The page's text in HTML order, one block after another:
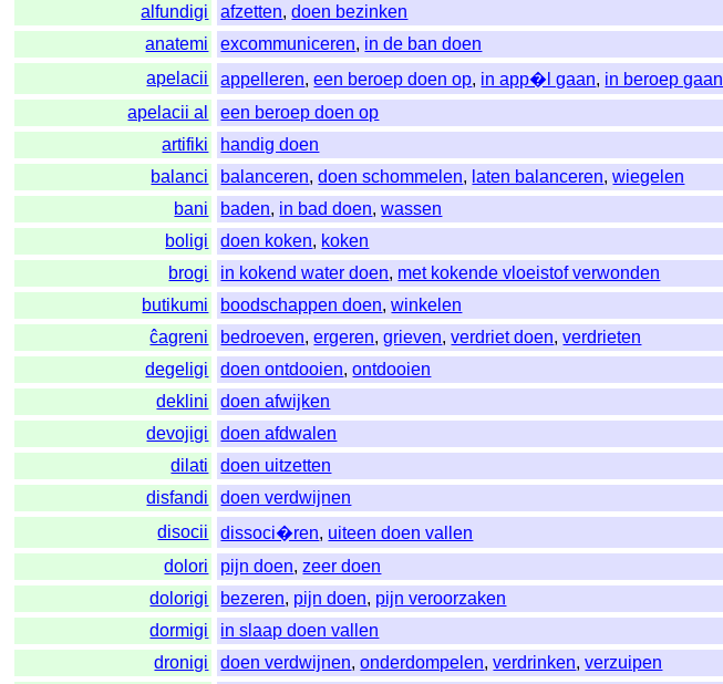
alfundigi
afzetten,doen bezinken
anatemi
excommuniceren, in de ban doen
apelacii
appelleren,een beroep doen op, in app�l gaan, in beroep gaan
apelacii al
een beroep doen op
artifiki
handig doen
balanci
balanceren,doen schommelen, laten balanceren,wiegelen
bani
baden, in bad doen,wassen
boligi
doen koken, koken
brogi
in kokend water doen, met kokende vloeistof verwonden
butikumi
boodschappen doen,winkelen
ĉagreni
bedroeven,ergeren,grieven,verdriet doen,verdrieten
degeligi
doen ontdooien,ontdooien
deklini
doen afwijken
devojigi
doen afdwalen
dilati
doen uitzetten
disfandi
doen verdwijnen
disocii
dissoci�ren, uiteen doen vallen
dolori
pijn doen,zeer doen
dolorigi
bezeren, pijn doen, pijn veroorzaken
dormigi
in slaap doen vallen
dronigi
doen verdwijnen,onderdompelen,verdrinken,verzuipen